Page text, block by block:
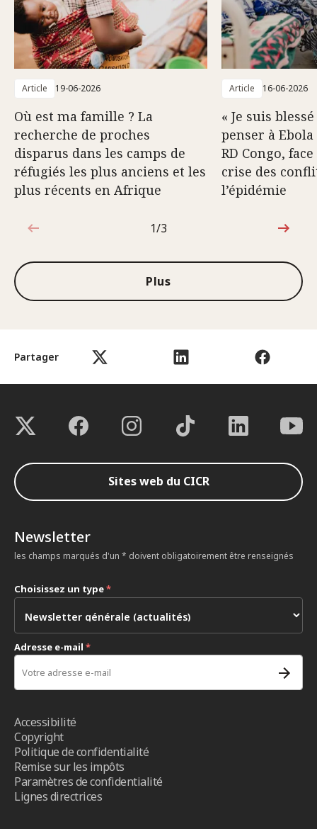
Partager
Article 19-06-2026
Où est ma famille ? La
recherche de proches
disparus dans les camps de
réfugiés les plus anciens et les
plus récents en Afrique
Article 16-06-2026
« Je suis
penser à
RD Congo,
crise des
l’épidémie
1sur3
1/3
Plus
Sites web du CICR
Newsletter
les champs marqués d'un * doivent obligatoirement être renseignés
Choisissez un type*
Adresse e-mail *
Accessibilité
Copyright
Politique de confidentialité
Remise sur les impôts
Paramètres de confidentialité
Lignes directrices